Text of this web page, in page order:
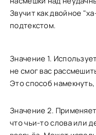
Звучит как двойное
подтекстом.
Значение 1.
не смог вас
Это способ
Значение 2.
что чьи-то слова или